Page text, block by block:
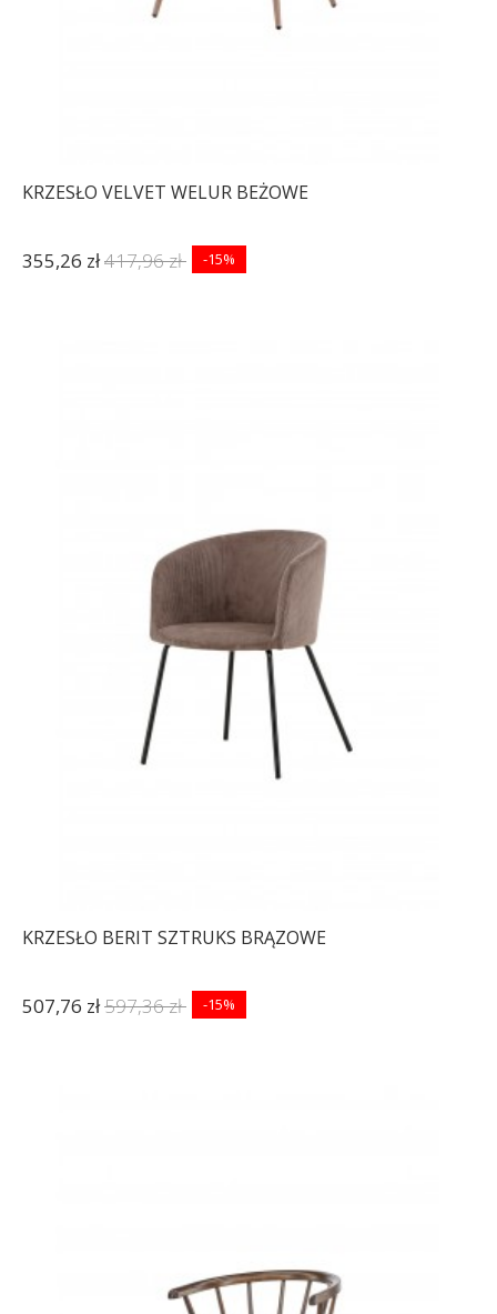
KRZESŁO VELVET WELUR BEŻOWE
355,26 zł417,96 zł -15%
KRZESŁO BERIT SZTRUKS BRĄZOWE
507,76 zł597,36 zł -15%